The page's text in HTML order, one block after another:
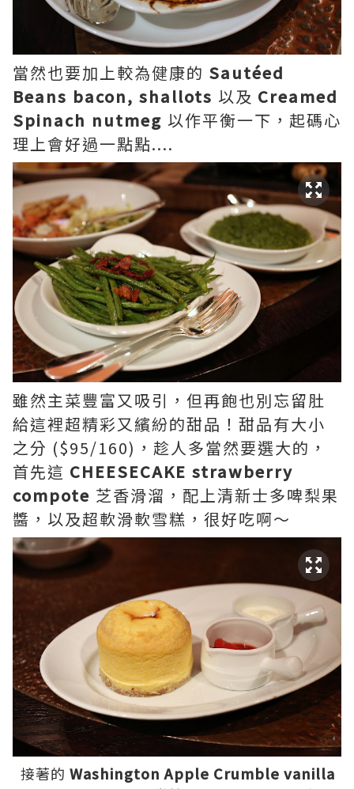
當然也要加上較為健康的 Sautéed
Beans bacon, shallots 以及 Creamed
Spinach nutmeg 以作平衡一下，起碼心
理上會好過一點點....
雖然主菜豐富又吸引，但再飽也別忘留肚
給這裡超精彩又繽紛的甜品！甜品有大小
之分 ($95/160)，趁人多當然要選大的，
首先這 CHEESECAKE strawberry
compote 芝香滑溜，配上清新士多啤梨果
醬，以及超軟滑軟雪糕，很好吃啊～
接著的 Washington Apple Crumble vanilla